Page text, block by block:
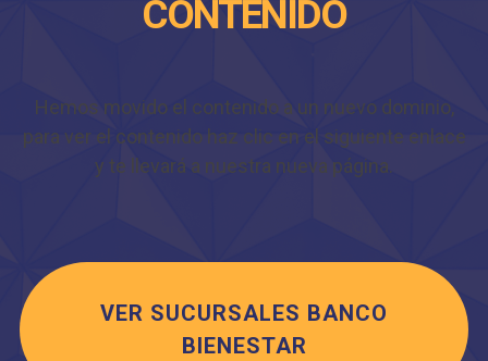
CONTENIDO
Hemos movido el contenido a un nuevo dominio,
para ver el contenido haz clic en el siguiente enlace
y te llevará a nuestra nueva página.
VER SUCURSALES BANCO
BIENESTAR